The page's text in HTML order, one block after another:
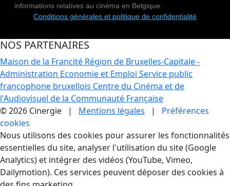
informations relatives au cinéma en Belgique.
Conditions générales et politique de confidentialité
NOS PARTENAIRES
Maison de la Francité Région de Bruxelles-Capitale -
Administration Economie et Emploi Service public
francophone bruxellois Centre du Cinéma et de
l'Audiovisuel de la Communauté Française
© 2026 Cinergie | Mentions légales | Préférences
cookies
Gestion des Cookies
Nous utilisons des cookies pour assurer les fonctionnalités
essentielles du site, analyser l'utilisation du site (Google
Analytics) et intégrer des vidéos (YouTube, Vimeo,
Dailymotion). Ces services peuvent déposer des cookies à